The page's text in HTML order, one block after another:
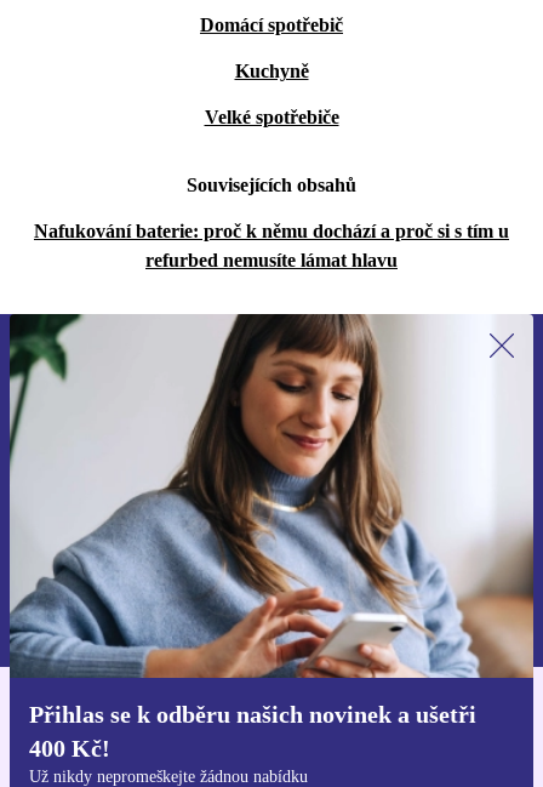
Domácí spotřebič
Kuchyně
Velké spotřebiče
Souvisejících obsahů
Nafukování baterie: proč k němu dochází a proč si s tím u
refurbed nemusíte lámat hlavu
Přihlas se k odběru našich novinek a ušetři
400 Kč!
Už nikdy nepromeškejte žádnou nabídku
Přihlas se k odběru našich novinek a
ušetři 400 Kč!
Už nikdy nepromeškej žádnou nabídku.
Chci voucher
Informace o použití osobních údajů najdeš v našich
Zásadách ochrany osobních údajů.
Stáhni si aplikaci refurbed